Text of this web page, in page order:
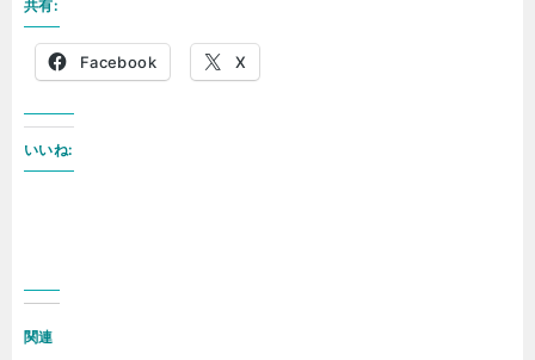
共有:
Facebook X
いいね:
関連